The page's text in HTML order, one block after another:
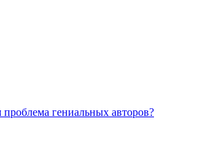
гениальных авторов?